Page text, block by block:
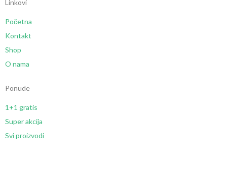
Linkovi
Početna
Kontakt
Shop
O nama
Ponude
1+1 gratis
Super akcija
Svi proizvodi